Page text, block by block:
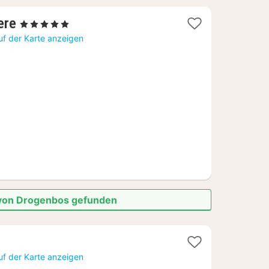
1
Nacht
, 5 Sterne
der Karte anzeigen
Drogenbos gefunden
der Karte anzeigen